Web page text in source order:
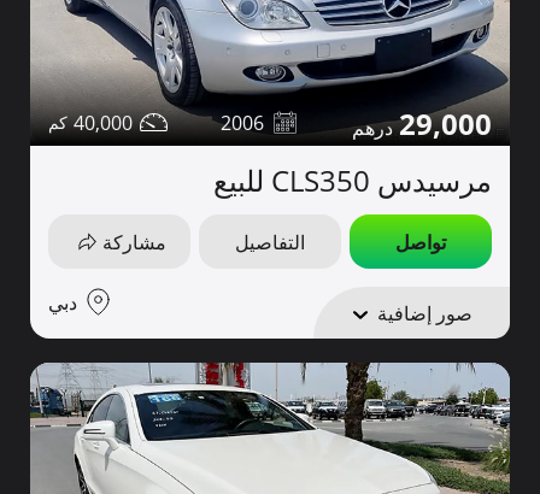
29,000
2006
40,000
مرسيدس CLS350 للبيع
تواصل التفاصيل مشاركة
صور إضافية دبي